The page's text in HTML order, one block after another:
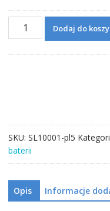
Bateria
Dodaj do
SKU: SL10001-pl5
baterii
Opis Informacje